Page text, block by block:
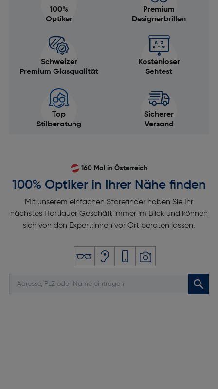
100%
Optiker
Premium
Designerbrillen
Schweizer
Premium Glasqualität
Kostenloser
Sehtest
Top
Stilberatung
Sicherer
Versand
160 Mal in Österreich
100% Optiker in Ihrer Nähe finden
Mit unserem einfachen Storefinder haben Sie Ihr
nächstes Hartlauer Geschäft immer im Blick und können
sich von den Expert:innen vor Ort beraten lassen.